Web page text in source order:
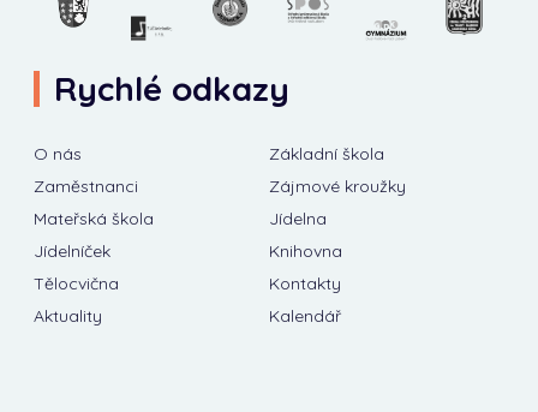
Rychlé odkazy
O nás
Základní škola
Zaměstnanci
Zájmové kroužky
Mateřská škola
Jídelna
Jídelníček
Knihovna
Tělocvična
Kontakty
Aktuality
Kalendář